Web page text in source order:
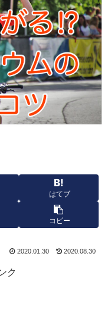
はてブ
コピー
2020.01.30 2020.08.30
ク